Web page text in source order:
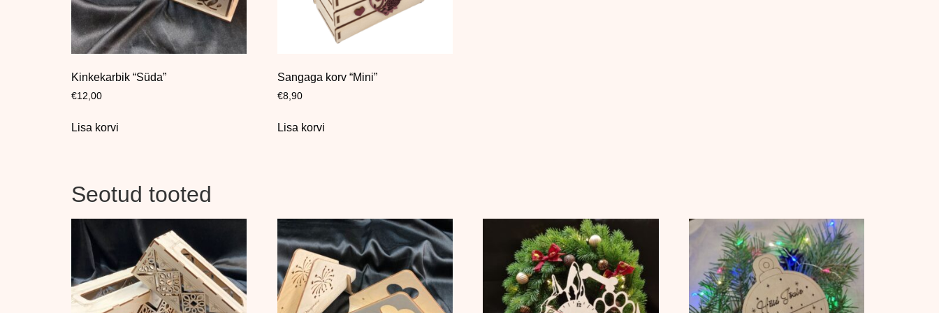
Kinkekarbik “Süda”
€12,00
Lisa korvi
Sangaga korv “Mini”
€8,90
Lisa korvi
Seotud tooted